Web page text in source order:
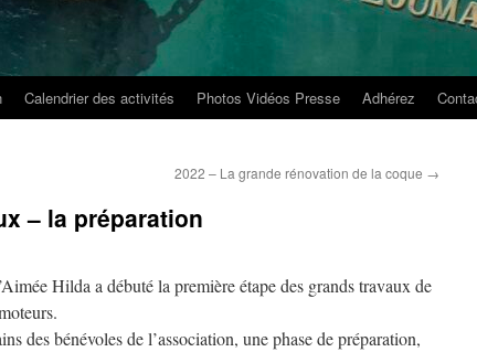
Calendrier des activités Photos Vidéos Presse Adhérez
2022 – La grande rénovation de la coque →
– la préparation
Hilda a débuté la première étape des grands travaux de
des bénévoles de l’association, une phase de préparation,